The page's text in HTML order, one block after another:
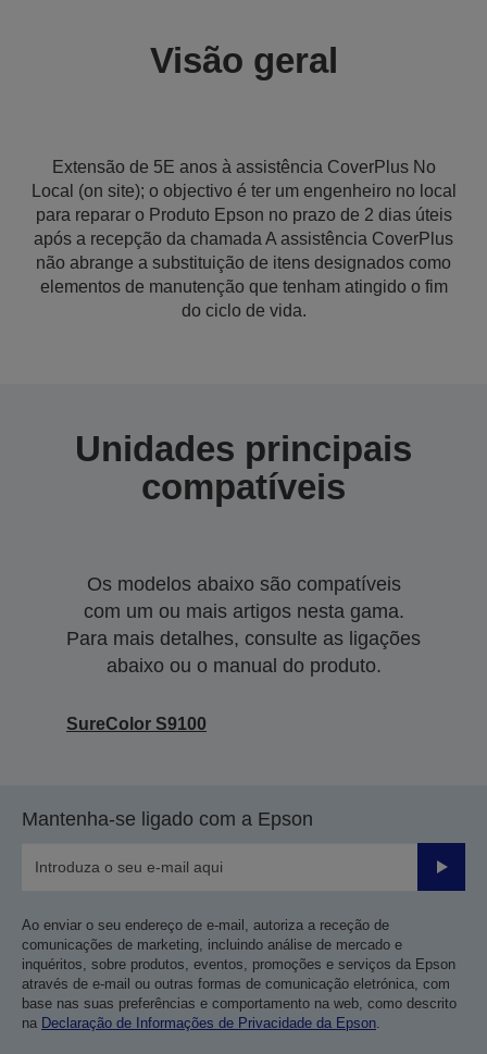
Visão geral
Extensão de 5E anos à assistência CoverPlus No
Local (on site); o objectivo é ter um engenheiro no local
para reparar o Produto Epson no prazo de 2 dias úteis
após a recepção da chamada A assistência CoverPlus
não abrange a substituição de itens designados como
elementos de manutenção que tenham atingido o fim
do ciclo de vida.
Unidades principais
compatíveis
Os modelos abaixo são compatíveis
com um ou mais artigos nesta gama.
Para mais detalhes, consulte as ligações
abaixo ou o manual do produto.
SureColor S9100
Mantenha-se ligado com a Epson
Enviar
Ao enviar o seu endereço de e-mail, autoriza a receção de
comunicações de marketing, incluindo análise de mercado e
inquéritos, sobre produtos, eventos, promoções e serviços da Epson
através de e-mail ou outras formas de comunicação eletrónica, com
base nas suas preferências e comportamento na web, como descrito
na Declaração de Informações de Privacidade da Epson